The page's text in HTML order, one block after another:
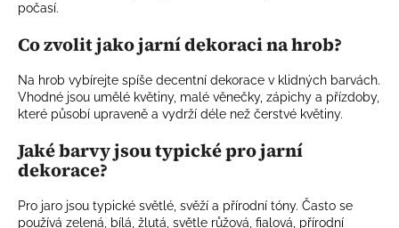
počasí.
Co zvolit jako jarní dekoraci na hrob?
Na hrob vybírejte spíše decentní dekorace v klidných barvách.
Vhodné jsou umělé květiny, malé věnečky, zápichy a přízdoby,
které působí upraveně a vydrží déle než čerstvé květiny.
Jaké barvy jsou typické pro jarní
dekorace?
Pro jaro jsou typické světlé, svěží a přírodní tóny. Často se
používá zelená, bílá, žlutá, světle růžová, fialová, přírodní